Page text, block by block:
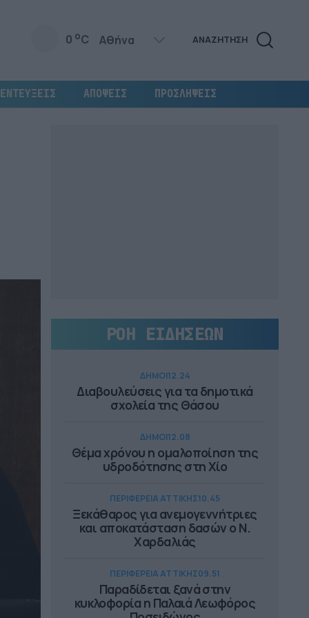
0 oC ΑΝΑΖΗΤΗΣΗ
ΑΠΟΨΕΙΣ ΠΡΟΣΛΗΨΕΙΣ
ΡΟΗ ΕΙΔΗΣΕΩΝ
ΔΗΜΟΙ12.24
Διαβουλεύσεις για τα δημοτικά
σχολεία της Θάσου
ΔΗΜΟΙ12.08
Θέμα χρόνου η ομαλοποίηση της
υδροδότησης στη Χίο
ΠΕΡΙΦΕΡΕΙΑ ΑΤΤΙΚΗΣ10.45
Ξεκάθαρος για ανεμογεννήτριες
και αποκατάσταση δασών ο Ν.
Χαρδαλιάς
ΠΕΡΙΦΕΡΕΙΑ ΑΤΤΙΚΗΣ09.51
Παραδίδεται ξανά στην
κυκλοφορία η Παλαιά Λεωφόρος